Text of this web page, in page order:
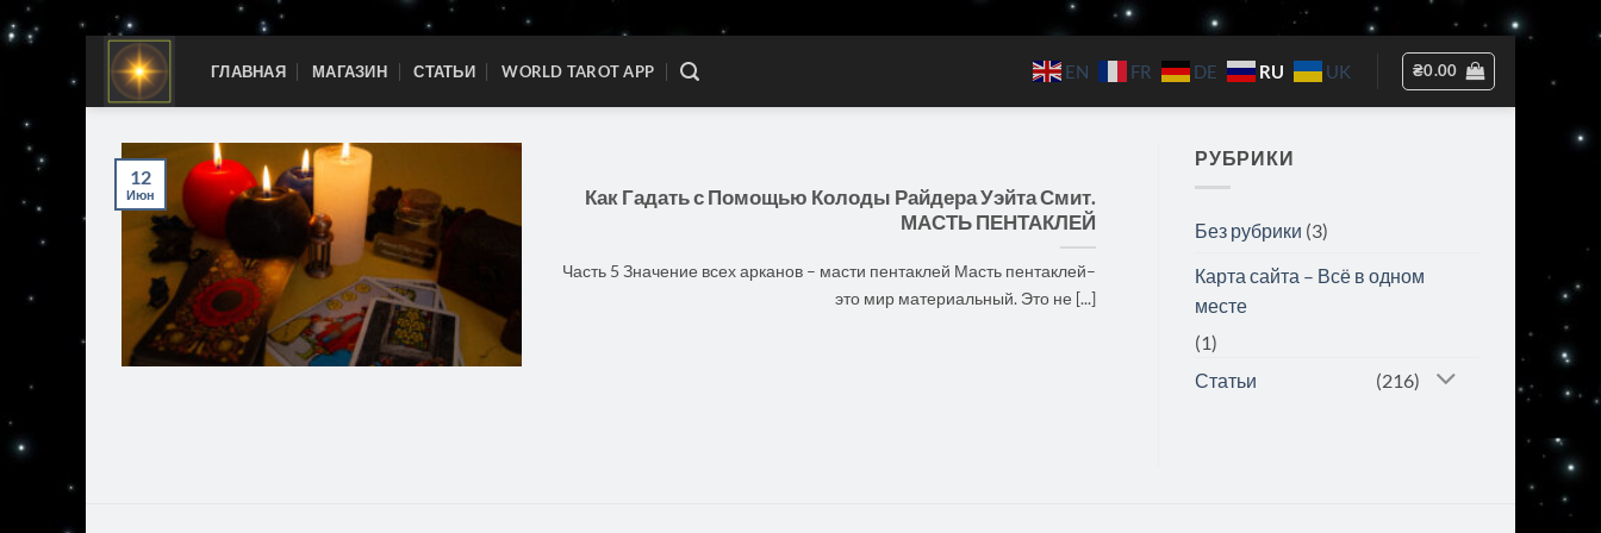
Skip
content
ГЛАВНАЯ МАГАЗИН СТАТЬИ WORLD TAROT APP EN FR DE RU UK ₴0.00
Как Гадать с Помощью Колоды Райдера Уэйта Смит.
МАСТЬ ПЕНТАКЛЕЙ
Часть 5 Значение всех арканов – масти пентаклей Масть пентаклей–
это мир материальный. Это не [...]
12
Июн
РУБРИКИ
Без рубрики (3)
Карта сайта – Всё в одном
месте
(1)
Статьи
(216)